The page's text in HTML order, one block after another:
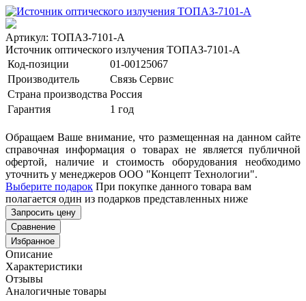
Артикул: ТОПАЗ-7101-A
Источник оптического излучения ТОПАЗ-7101-A
Код-позиции
01-00125067
Производитель
Связь Сервис
Страна производства Россия
Гарантия
1 год
Обращаем Ваше внимание, что размещенная на данном сайте
справочная информация о товарах не является публичной
офертой, наличие и стоимость оборудования необходимо
уточнить у менеджеров ООО "Концепт Технологии".
Выберите подарок При покупке данного товара вам
полагается один из подарков представленных ниже
Запросить цену
Сравнение
Избранное
Описание
Характеристики
Отзывы
Аналогичные товары